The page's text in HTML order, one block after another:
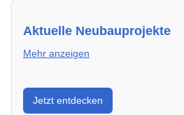
Aktuelle Neubauprojekte
Mehr anzeigen
Entdecke Neubauprojekte in
energieeffizient und sofort
Jetzt entdecken